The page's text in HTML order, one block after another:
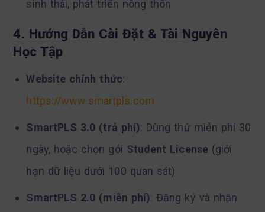
sinh thái, phát triển nông thôn
4. Hướng Dẫn Cài Đặt & Tài Nguyên
Học Tập
Website chính thức:
https://www.smartpls.com
SmartPLS 3.0 (trả phí): Dùng thử miễn phí 30
ngày, hoặc chọn gói Student License(giới
hạn dữ liệu dưới 100 quan sát)
SmartPLS 2.0 (miễn phí): Đăng ký và nhận